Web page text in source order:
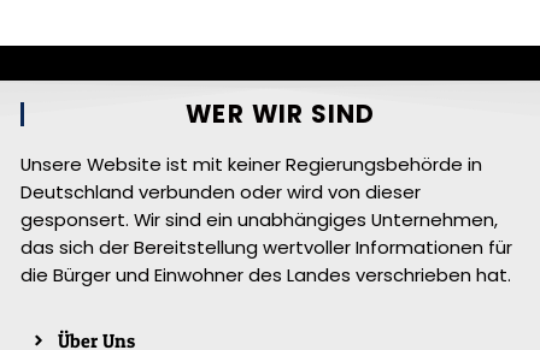
WER WIR SIND
Unsere Website ist mit keiner Regierungsbehörde in
Deutschland verbunden oder wird von dieser
gesponsert. Wir sind ein unabhängiges Unternehmen,
das sich der Bereitstellung wertvoller Informationen für
die Bürger und Einwohner des Landes verschrieben hat.
Über Uns